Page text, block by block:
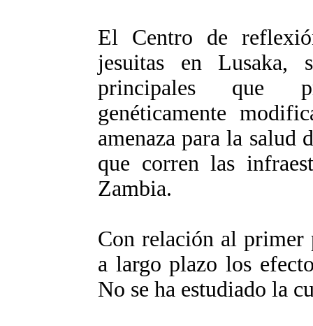
El Centro de
jesuitas en Lusaka,
principales que
genéticamente
amenaza para la salud
que corren las
Zambia.
Con relación al primer
a largo plazo los
No se ha estudiado la